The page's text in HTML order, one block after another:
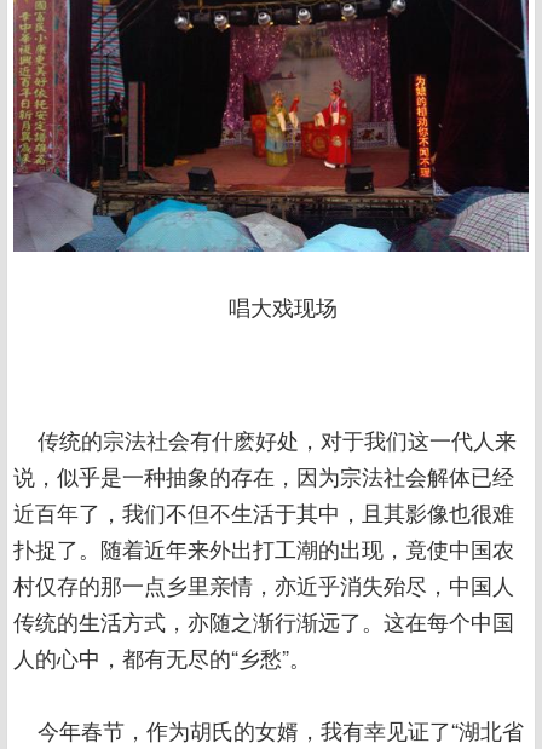
唱大戏现场
传统的宗法社会有什麽好处，对于我们这一代人来
说，似乎是一种抽象的存在，因为宗法社会解体已经
近百年了，我们不但不生活于其中，且其影像也很难
扑捉了。随着近年来外出打工潮的出现，竟使中国农
村仅存的那一点乡里亲情，亦近乎消失殆尽，中国人
传统的生活方式，亦随之渐行渐远了。这在每个中国
人的心中，都有无尽的“乡愁”。
今年春节，作为胡氏的女婿，我有幸见证了“湖北省